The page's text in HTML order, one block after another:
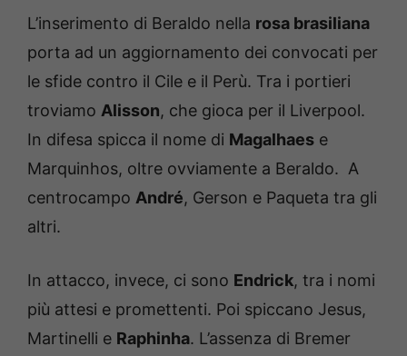
L’inserimento di Beraldo nella rosa brasiliana
porta ad un aggiornamento dei convocati per
le sfide contro il Cile e il Perù. Tra i portieri
troviamo Alisson, che gioca per il Liverpool.
In difesa spicca il nome di Magalhaes e
Marquinhos, oltre ovviamente a Beraldo. A
centrocampo André, Gerson e Paqueta tra gli
altri.
In attacco, invece, ci sono Endrick, tra i nomi
più attesi e promettenti. Poi spiccano Jesus,
Martinelli e Raphinha. L’assenza di Bremer